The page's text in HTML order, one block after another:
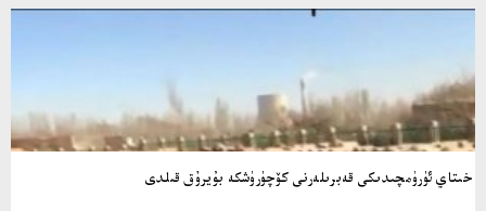
خىتاي ئۈرۈمچىدىكى قەبرىلەرنى كۆچۈرۈشكە بۇيرۇق قىلدى